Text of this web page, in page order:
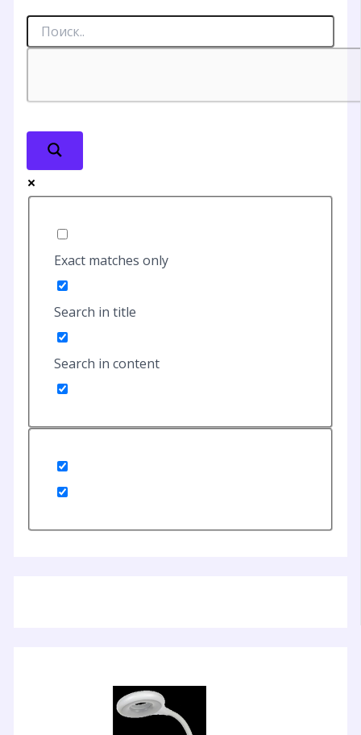
Exact matches only
Search in title
Search in content